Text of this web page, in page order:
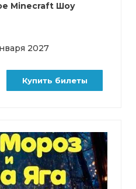
Minecraft Шоу
2027
Купить билеты